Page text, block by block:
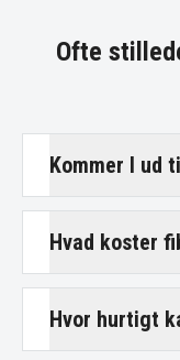
Ofte
Kommer I ud
Hvad koster
Hvor hurtigt